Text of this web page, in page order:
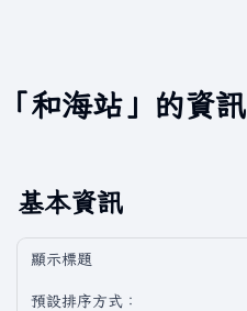
「和海站」的資訊
基本資訊
顯示標題
預設排序方式：